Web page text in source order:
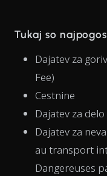
Tukaj so
Dajatev za
Fee)
Cestnine
Dajatev za delo
Dajatev za
au transport
Dangereuses